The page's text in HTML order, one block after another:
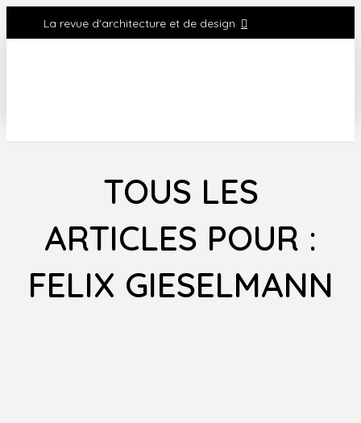
La revue d'architecture et de design
TOUS LES
ARTICLES POUR :
FELIX GIESELMANN